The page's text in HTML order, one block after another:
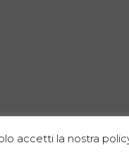
accetti la nostra